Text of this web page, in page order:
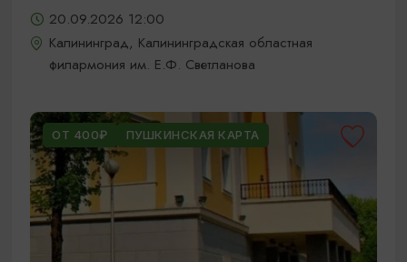
20.09.2026 12:00
Калининград, Калининградская областная
филармония им. Е.Ф. Светланова
ОТ 400₽ ПУШКИНСКАЯ КАРТА